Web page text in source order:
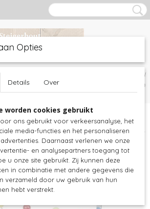
UW WINKELWAGEN
(0)
>Slaapkamer>Kinderkamer spullen
10 haken - 44 cm lang
Opties
Details Over
worden cookies gebruikt
ons gebruikt voor verkeersanalyse, het
media-functies en het personaliseren
Daarnaast verlenen we onze
en analysepartners toegang tot
u onze site gebruikt. Zij kunnen deze
in combinatie met andere gegevens die
verzameld door uw gebruik van hun
hebt verstrekt.